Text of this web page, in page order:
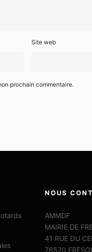
Site web
prochain commentaire.
NOUS
AMMDF
MAIRIE DE
41 RUE DU
76570